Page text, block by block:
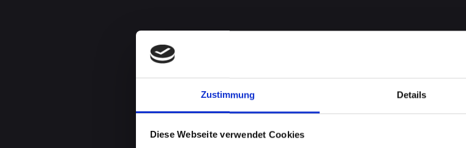
Zustimmung Details
Diese Webseite verwendet Cookies